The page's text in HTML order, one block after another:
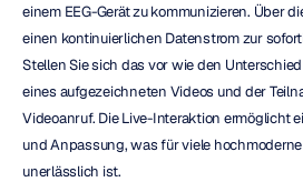
einem EEG-Gerät zu kommunizieren. Über
einen kontinuierlichen Datenstrom zur
Stellen Sie sich das vor wie den
eines aufgezeichneten Videos und der
Videoanruf. Die Live-Interaktion ermöglicht
und Anpassung, was für viele
unerlässlich ist.